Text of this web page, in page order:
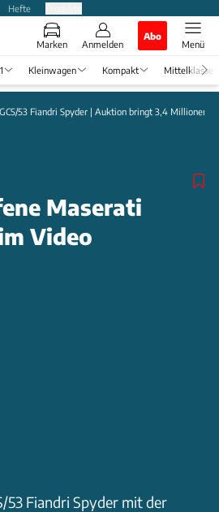
Hefte
Marken Anmelden
Abo
Menü
Kleinwagen Kompakt Mittelklasse
53 Fiandri Spyder | Auktion bringt 3,4 Millionen
Maserati
Video
53 Fiandri Spyder mit der